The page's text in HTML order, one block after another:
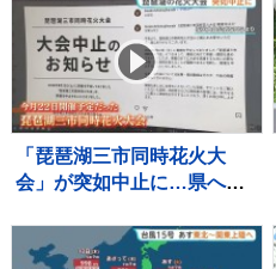
「琵琶湖三市同時花火大
会」が突如中止に…県への
は注意喚起も